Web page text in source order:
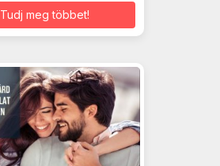
Tudj meg többet!